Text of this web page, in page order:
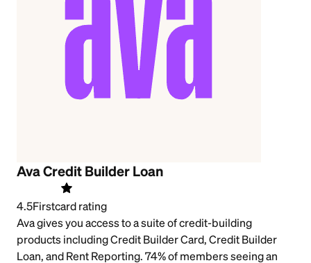
Ava Credit Builder Loan
4.5Firstcard rating
Ava gives you access to a suite of credit-building
products including Credit Builder Card, Credit Builder
Loan, and Rent Reporting. 74% of members seeing an